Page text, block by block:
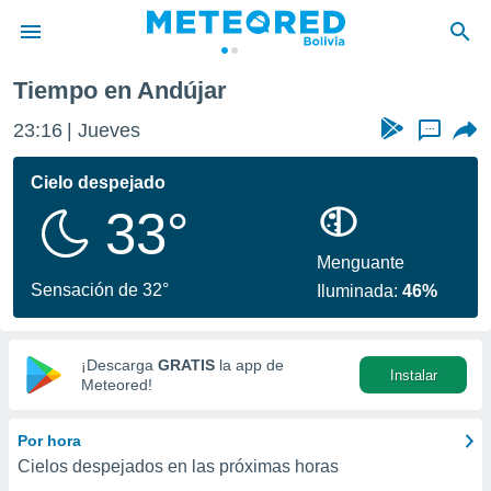
de
ha
calidad.
a este
las
y
digital
basada
Tiempo en Andújar
23:16 Jueves ...
Cielo despejado
33°
Sensación de 32°
Menguante
Iluminada:46%
¡Descarga GRATIS la app de
Meteored!
Instalar
Por hora
Cielos despejados en las próximas horas